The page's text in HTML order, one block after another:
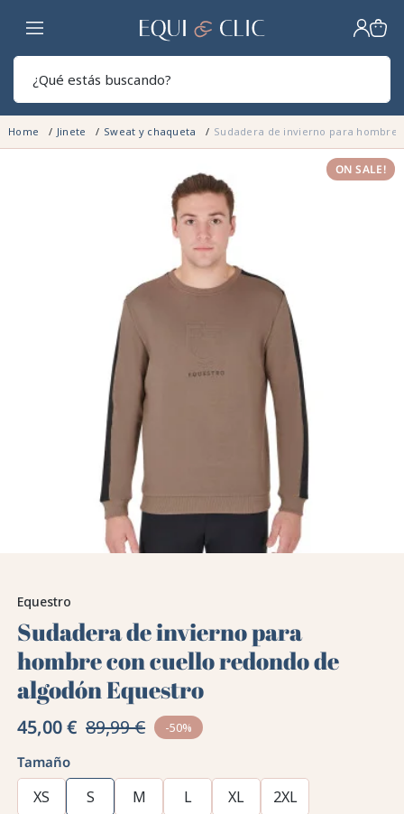
Hogar
Home Jinete Sweat y chaqueta Sudadera de invierno para hombre
ON SALE!
Equestro
Sudadera de invierno para
hombre con cuello redondo de
algodón Equestro
45,00 € 89,99 € -50%
Tamaño
XS S M L XL
2XL